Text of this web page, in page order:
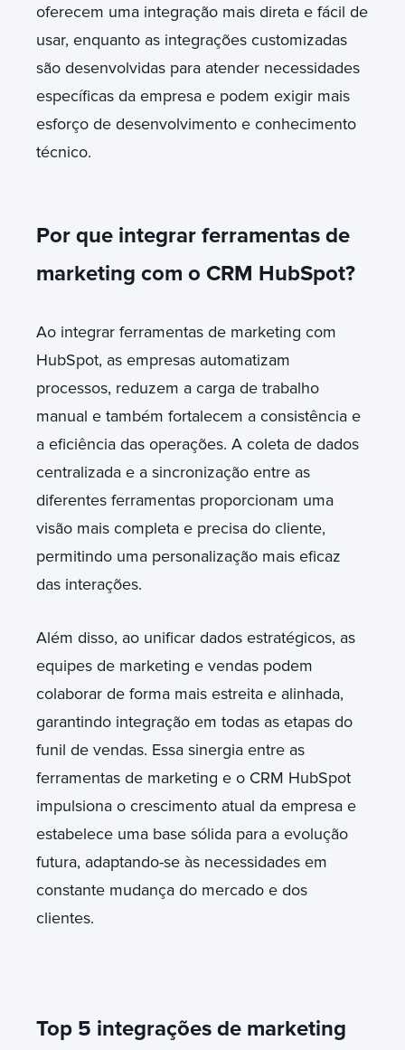
oferecem uma integração mais direta e fácil de
usar, enquanto as integrações customizadas
são desenvolvidas para atender necessidades
específicas da empresa e podem exigir mais
esforço de desenvolvimento e conhecimento
técnico.
Por que integrar ferramentas de
marketing com o CRM HubSpot?
Ao integrar ferramentas de marketing com
HubSpot, as empresas automatizam
processos, reduzem a carga de trabalho
manual e também fortalecem a consistência e
a eficiência das operações. A coleta de dados
centralizada e a sincronização entre as
diferentes ferramentas proporcionam uma
visão mais completa e precisa do cliente,
permitindo uma personalização mais eficaz
das interações.
Além disso, ao unificar dados estratégicos, as
equipes de marketing e vendas podem
colaborar de forma mais estreita e alinhada,
garantindo integração em todas as etapas do
funil de vendas. Essa sinergia entre as
ferramentas de marketing e o CRM HubSpot
impulsiona o crescimento atual da empresa e
estabelece uma base sólida para a evolução
futura, adaptando-se às necessidades em
constante mudança do mercado e dos
clientes.
Top 5 integrações de marketing